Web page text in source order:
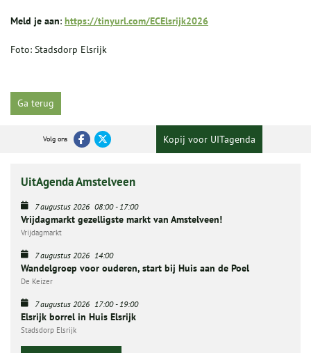
Meld je aan: https://tinyurl.com/ECElsrijk2026
Foto: Stadsdorp Elsrijk
Ga terug
Volg ons Kopij voor UITagenda
UitAgenda Amstelveen
7 augustus 2026 08:00-17:00
Vrijdagmarkt gezelligste markt van Amstelveen!
Vrijdagmarkt
7 augustus 2026 14:00
Wandelgroep voor ouderen, start bij Huis aan de Poel
De Keizer
7 augustus 2026 17:00-19:00
Elsrijk borrel in Huis Elsrijk
Stadsdorp Elsrijk